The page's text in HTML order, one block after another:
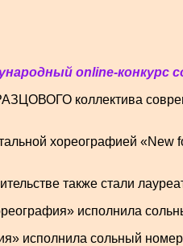
online-
коллектива
хореографией «New
также стали
исполнила
исполнила сольный